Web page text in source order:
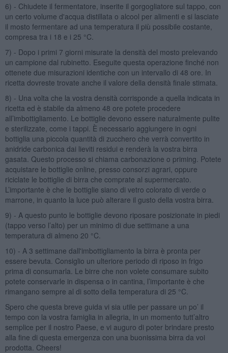
6) - Chiudete il fermentatore, inserite il gorgogliatore sul tappo, con
un certo volume d'acqua distillata o alcool per alimenti e si lasciate
il mosto fermentare ad una temperatura il più possibile costante,
compresa tra i 18 e i 25 °C.
7) - Dopo i primi 7 giorni misurate la densità del mosto prelevando
un campione dal rubinetto. Eseguite questa operazione finché non
ottenete due misurazioni identiche con un intervallo di 48 ore. In
ricetta dovreste trovate anche il valore della densità finale stimata.
8) - Una volta che la vostra densità corrisponde a quella indicata in
ricetta ed è stabile da almeno 48 ore potete procedere
all’imbottigliamento. Le bottiglie devono essere naturalmente pulite
e sterilizzate, come i tappi. È necessario aggiungere in ogni
bottiglia una piccola quantità di zucchero che verrà convertito in
anidride carbonica dai lieviti residui e renderà la vostra birra
gasata. Questo processo si chiama carbonazione o priming. Potete
acquistare le bottiglie online, presso consorzi agrari, oppure
riciclate le bottiglie di birra che comprate al supermercato.
L’importante è che le bottiglie siano di vetro colorato di verde o
marrone, in quanto la luce può alterare il gusto della vostra birra.
9) - A questo punto le bottiglie devono riposare posizionate in piedi
(tappo verso l’alto) per un minimo di due settimane a una
temperatura di almeno 20 °C.
10) - A 3 settimane dall'imbottigliamento la birra è pronta per
essere bevuta. Consiglio un ulteriore periodo di riposo in frigo
prima di consumarla. Le birre che non volete consumare subito
potete conservarle in dispensa o in cantina, l’importante è che
rimangano sempre al di sotto della temperatura di 25 °C.
Spero che questa breve guida vi sia utile per passare un po’ il
tempo con la vostra famiglia in allegria, in un momento tutt’altro
semplice per il nostro Paese, e vi auguro di poter brindare presto
alla fine di questa emergenza con una buonissima birra da voi
prodotta. Cheers!